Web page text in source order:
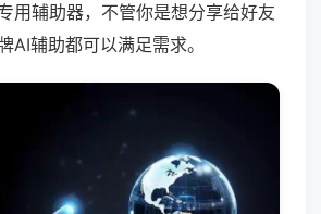
用辅助器，不管你是想分享给好友
AI辅助都可以满足需求。